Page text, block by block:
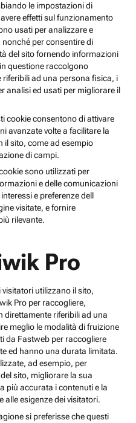
le impostazioni di
effetti sul funzionamento
usati per analizzare e
per consentire di
del sito fornendo informazioni
questione raccolgono
ad una persona fisica, i
analisi ed usati per migliorare il
cookie consentono di attivare
avanzate volte a facilitare la
il sito, come ad esempio
di campi.
sono utilizzati per
e delle comunicazioni
e preferenze dell
visitate, e fornire
rilevante.
Pro
utilizzano il sito,
Pro per raccogliere,
direttamente riferibili ad una
meglio le modalità di fruizione
da Fastweb per raccogliere
ed hanno una durata limitata.
ad esempio, per
sito, migliorare la sua
più accurata i contenuti e la
alle esigenze dei visitatori.
si preferisse che questi